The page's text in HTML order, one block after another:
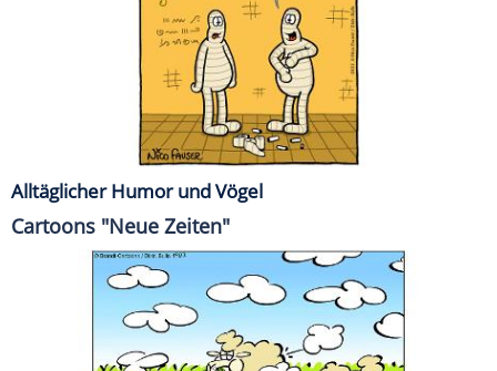
Alltäglicher Humor und Vögel
Cartoons "Neue Zeiten"